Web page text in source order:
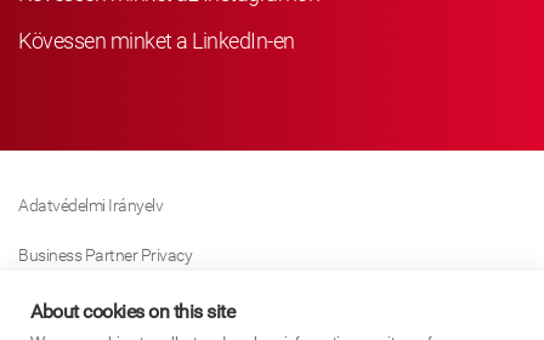
Kövessen minket a LinkedIn-en
Adatvédelmi Irányelv
Business Partner Privacy
Sütikre Vonatkozó Irányelv
About cookies on this site